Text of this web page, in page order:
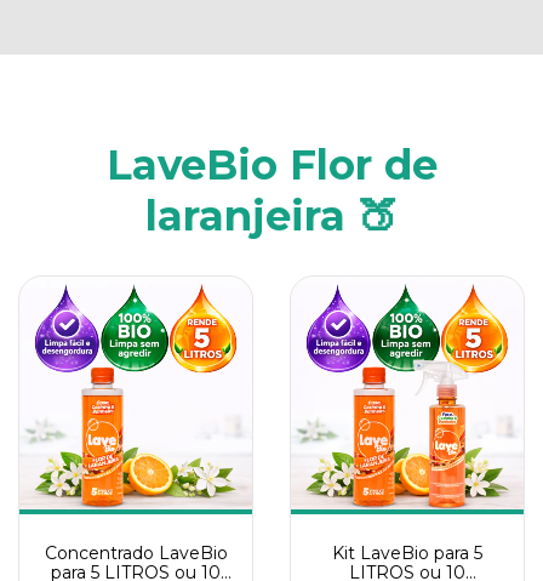
LaveBio Flor de
laranjeira 🍑
Concentrado LaveBio
para 5 LITROS ou 10
Kit LaveBio para 5
LITROS ou 10